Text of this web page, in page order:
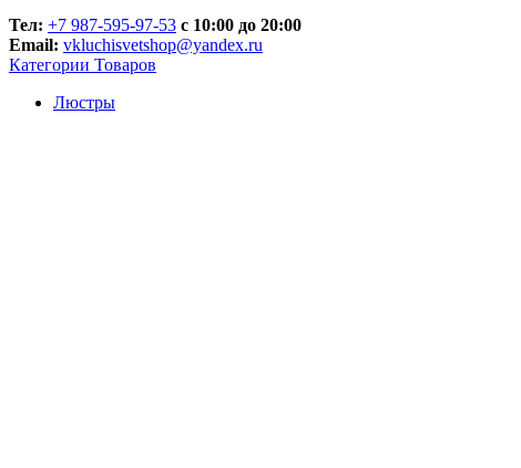
Тел: +7 987-595-97-53 с 10:00 до 20:00
Email: vkluchisvetshop@yandex.ru
Категории Товаров
Люстры